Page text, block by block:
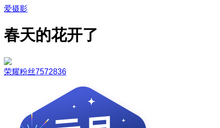
爱摄影
春天的花开了
荣耀粉丝7572836